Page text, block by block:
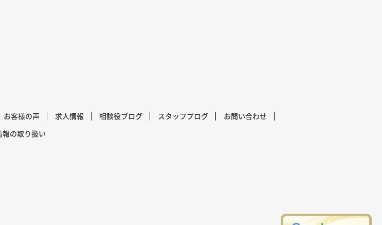
お客様の声 求人情報 相談役ブログ スタッフブログ
お問い合わせ
報の取り扱い